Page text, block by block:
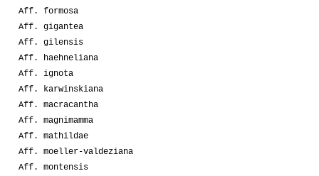
Aff. formosa
Aff. gigantea
Aff. gilensis
Aff. haehneliana
Aff. ignota
Aff. karwinskiana
Aff. macracantha
Aff. magnimamma
Aff. mathildae
Aff. moeller-valdeziana
Aff. montensis